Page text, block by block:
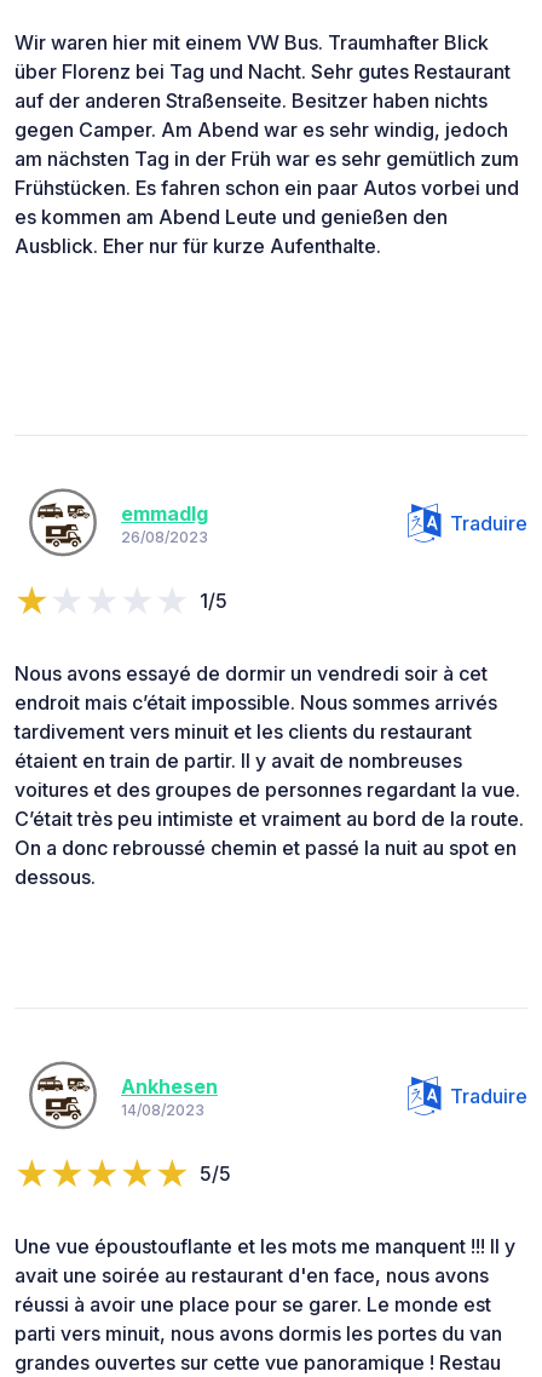
Wir waren hier mit einem VW Bus. Traumhafter Blick
über Florenz bei Tag und Nacht. Sehr gutes Restaurant
auf der anderen Straßenseite. Besitzer haben nichts
gegen Camper. Am Abend war es sehr windig, jedoch
am nächsten Tag in der Früh war es sehr gemütlich zum
Frühstücken. Es fahren schon ein paar Autos vorbei und
es kommen am Abend Leute und genießen den
Ausblick. Eher nur für kurze Aufenthalte.
emmadlg
26/08/2023
Traduire
1/5
Nous avons essayé de dormir un vendredi soir à cet
endroit mais c’était impossible. Nous sommes arrivés
tardivement vers minuit et les clients du restaurant
étaient en train de partir. Il y avait de nombreuses
voitures et des groupes de personnes regardant la vue.
C’était très peu intimiste et vraiment au bord de la route.
On a donc rebroussé chemin et passé la nuit au spot en
dessous.
Ankhesen
14/08/2023
Traduire
5/5
Une vue époustouflante et les mots me manquent !!! Il y
avait une soirée au restaurant d'en face, nous avons
réussi à avoir une place pour se garer. Le monde est
parti vers minuit, nous avons dormis les portes du van
grandes ouvertes sur cette vue panoramique ! Restau